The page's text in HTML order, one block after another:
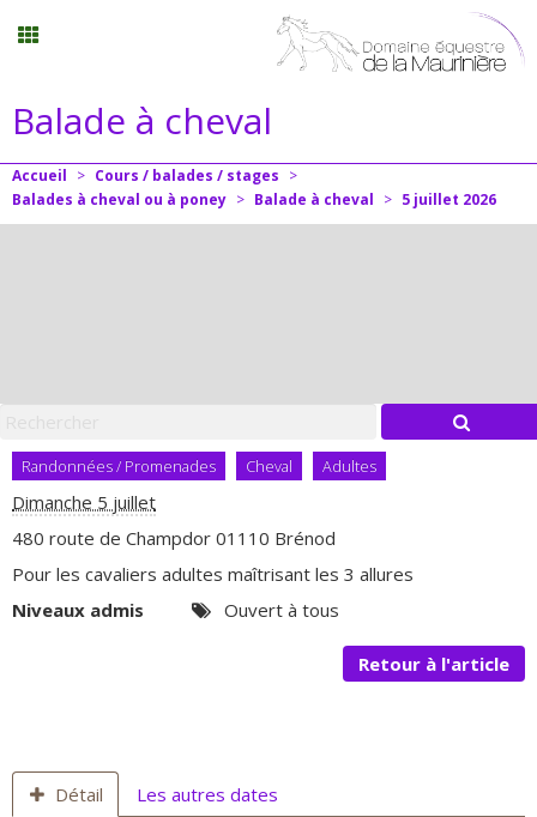
Stages vacances
Menu
Balade à cheval
Accueil > Cours / balades / stages >
Balades à cheval ou à poney > Balade à cheval > 5 juillet 2026
Randonnées / Promenades Cheval Adultes
Dimanche 5 juillet
480 route de Champdor 01110 Brénod
Pour les cavaliers adultes maîtrisant les 3 allures
Niveaux admis
Ouvert à tous
Retour à l'article
Détail Les autres dates